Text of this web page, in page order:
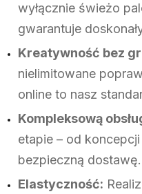
wyłącznie świeżo
gwarantuje
Kreatywność bez
nielimitowane
online to nasz
Kompleksową
etapie – od
bezpieczną dostawę.
Elastyczność: